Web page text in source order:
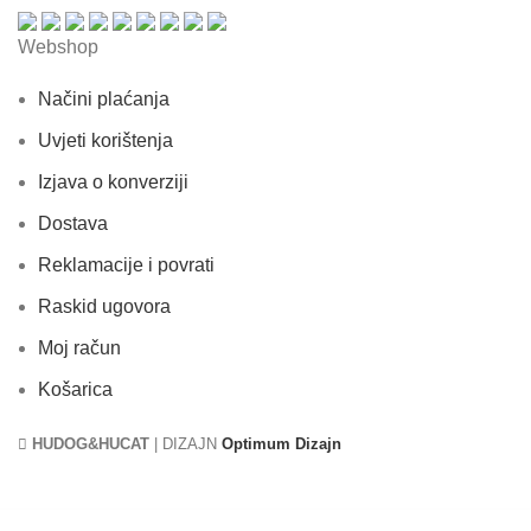
Webshop
Načini plaćanja
Uvjeti korištenja
Izjava o konverziji
Dostava
Reklamacije i povrati
Raskid ugovora
Moj račun
Košarica
HUDOG&HUCAT | DIZAJN Optimum Dizajn